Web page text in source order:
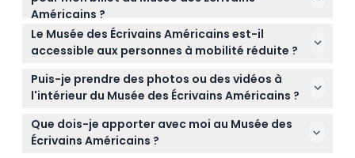
adulte payant ; toute personne âgée de 13 ans et
plus doit avoir un billet adulte régulier.
Américains ?
Les billets ne sont pas remboursables et ne
peuvent pas être annulés, assurez-vous donc de
vos plans avant de réserver.
Le Musée des Écrivains Américains est-il
accessible aux personnes à mobilité réduite ?
Oui, le musée est accessible aux fauteuils roulants,
garantissant à tous de pouvoir profiter des
Puis-je prendre des photos ou des vidéos à
l'intérieur du Musée des Écrivains Américains ?
La photographie et l'enregistrement vidéo sont
strictement interdits à l'intérieur du musée afin de
Que dois-je apporter avec moi au Musée des
Écrivains Américains ?